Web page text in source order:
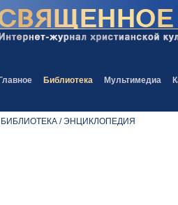
Главное Библиотека Мультимедиа
БИБЛИОТЕКА / ЭНЦИКЛОПЕДИЯ